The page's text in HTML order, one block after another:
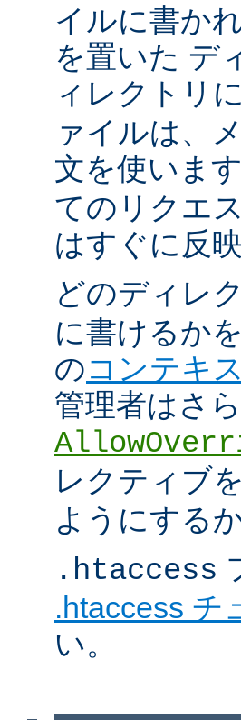
イルに書か
を置いた デ
ィレクトリ
ァイルは、
文を使いま
てのリクエ
はすぐに反
どのディレ
に書けるか
のコンテキ
管理者はさ
レクティブを
ようにする
.htaccess
.htaccess チ
い。